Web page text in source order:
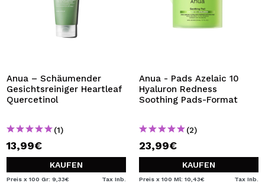
Anua – Schäumender
Gesichtsreiniger Heartleaf
Quercetinol
(1)
13,99€
KAUFEN
Preis x 100 Gr: 9,33€ Tax Inb.
Anua - Pads Azelaic 10
Hyaluron Redness
Soothing Pads-Format
(2)
23,99€
KAUFEN
Preis x 100 Ml: 10,43€ Tax Inb.